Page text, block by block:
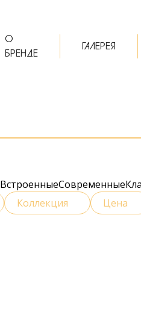
О
БРЕНДЕ
ГАЛЕРЕЯ
ВстроенныеСовременные
Коллекция Цена